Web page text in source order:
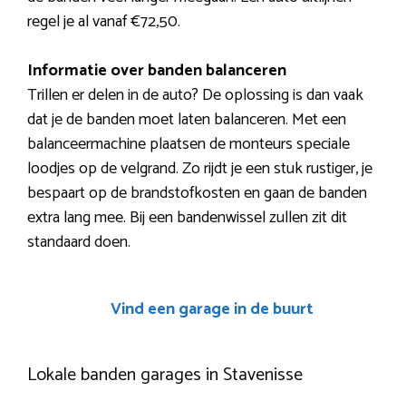
regel je al vanaf €72,50.
Informatie over banden balanceren
Trillen er delen in de auto? De oplossing is dan vaak
dat je de banden moet laten balanceren. Met een
balanceermachine plaatsen de monteurs speciale
loodjes op de velgrand. Zo rijdt je een stuk rustiger, je
bespaart op de brandstofkosten en gaan de banden
extra lang mee. Bij een bandenwissel zullen zit dit
standaard doen.
Vind een garage in de buurt
Lokale banden garages in Stavenisse